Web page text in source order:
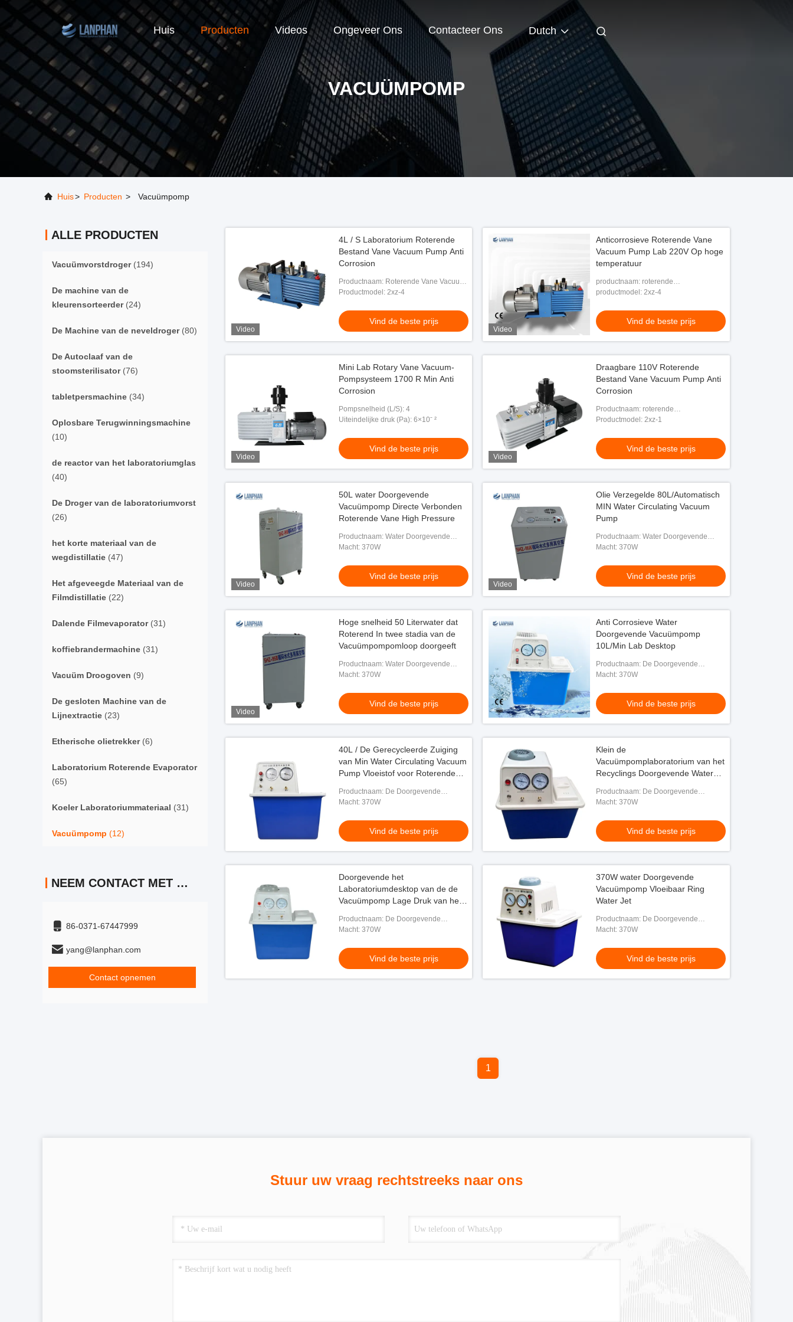
Huis Producten Videos Ongeveer Ons Contacteer Ons Dutch
VACUÜMPOMP
Huis> Producten > Vacuümpomp
ALLE PRODUCTEN
Vacuümvorstdroger(194)
De machine van de
kleurensorteerder(24)
De Machine van de neveldroger(80)
De Autoclaaf van de
stoomsterilisator(76)
tabletpersmachine (34)
Oplosbare Terugwinningsmachine
(10)
de reactor van het laboratoriumglas
(40)
De Droger van de laboratoriumvorst
(26)
het korte materiaal van de
wegdistillatie (47)
Het afgeveegde Materiaal van de
Filmdistillatie (22)
Dalende Filmevaporator(31)
koffiebrandermachine (31)
Vacuüm Droogoven (9)
De gesloten Machine van de
Lijnextractie (23)
Etherische olietrekker(6)
Laboratorium Roterende Evaporator
(65)
Koeler Laboratoriummateriaal (31)
Vacuümpomp (12)
NEEM CONTACT MET ONS OP
86-0371-67447999
yang@lanphan.com
Contact opnemen
Video
4L / S Laboratorium Roterende
Bestand Vane Vacuum Pump Anti
Corrosion
Productnaam: Roterende Vane Vacuum
Pump
Productmodel: 2xz-4
Vind de beste prijs
Video
Anticorrosieve Roterende Vane
Vacuum Pump Lab 220V Op hoge
temperatuur
productnaam: roterende
vinvacuümpomp
productmodel: 2xz-4
Vind de beste prijs
Video
Mini Lab Rotary Vane Vacuum-
Pompsysteem 1700 R Min Anti
Corrosion
Pompsnelheid (L/S): 4
Uiteindelijke druk (Pa): 6×10ˉ ²
Vind de beste prijs
Video
Draagbare 110V Roterende
Bestand Vane Vacuum Pump Anti
Corrosion
Productnaam: roterende
vinvacuümpomp
Productmodel: 2xz-1
Vind de beste prijs
Video
50L water Doorgevende
Vacuümpomp Directe Verbonden
Roterende Vane High Pressure
Productnaam: Water Doorgevende
Vacuümpomp
Macht: 370W
Vind de beste prijs
Video
Olie Verzegelde 80L/Automatisch
MIN Water Circulating Vacuum
Pump
Productnaam: Water Doorgevende
Vacuümpomp
Macht: 370W
Vind de beste prijs
Video
Hoge snelheid 50 Literwater dat
Roterend In twee stadia van de
Vacuümpompomloop doorgeeft
Productnaam: Water Doorgevende
Vacuümpomp
Macht: 370W
Vind de beste prijs
Anti Corrosieve Water
Doorgevende Vacuümpomp
10L/Min Lab Desktop
Productnaam: De Doorgevende
Vacuümpomp van het Desktopwater
Macht: 370W
Vind de beste prijs
40L / De Gerecycleerde Zuiging
van Min Water Circulating Vacuum
Pump Vloeistof voor Roterende
Productnaam: De Doorgevende
Vacuümpomp van het Desktopwater
Macht: 370W
Vind de beste prijs
Klein de
Vacuümpomplaboratorium van het
Recyclings Doorgevende Water
Productnaam: De Doorgevende
Vacuümpomp van het Desktopwater
Macht: 370W
Vind de beste prijs
Doorgevende het
Laboratoriumdesktop van de de
Vacuümpomp Lage Druk van het
Productnaam: De Doorgevende
Vacuümpomp van het Desktopwater
Macht: 370W
Vind de beste prijs
370W water Doorgevende
Vacuümpomp Vloeibaar Ring
Water Jet
Productnaam: De Doorgevende
Vacuümpomp van het Desktopwater
Macht: 370W
Vind de beste prijs
1
Stuur uw vraag rechtstreeks naar ons